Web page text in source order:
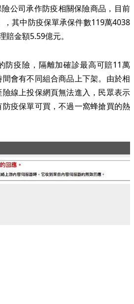
公司承作防疫相關保險商品，目前
其中防疫保單承保件數119萬4038
金額5.59億元。
防疫險，隔離加確診最高可賠11萬
會有不同組合商品上下架。由於相
線上投保網頁無法進入，民眾表示
疫保單可買，不過一窩蜂搶買的熱